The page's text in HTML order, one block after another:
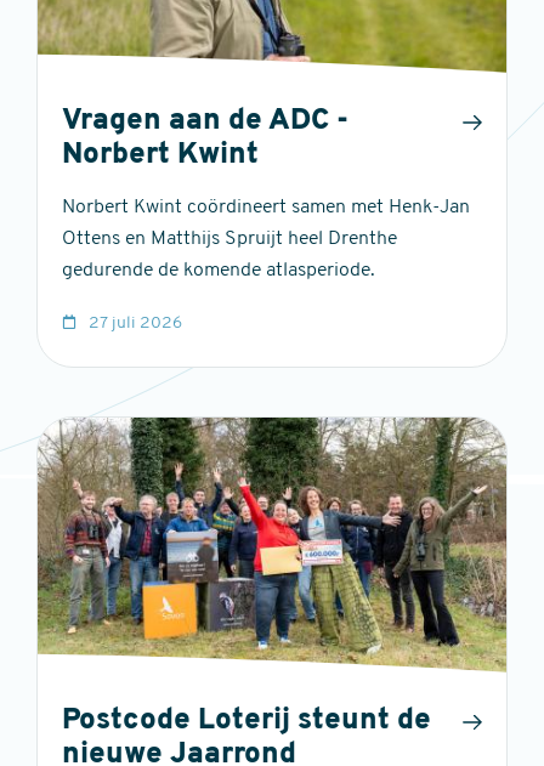
Vragen aan de ADC -
Norbert Kwint
Norbert Kwint coördineert samen met Henk-Jan
Ottens en Matthijs Spruijt heel Drenthe
gedurende de komende atlasperiode.
27 juli 2026
Postcode Loterij steunt de
nieuwe Jaarrond